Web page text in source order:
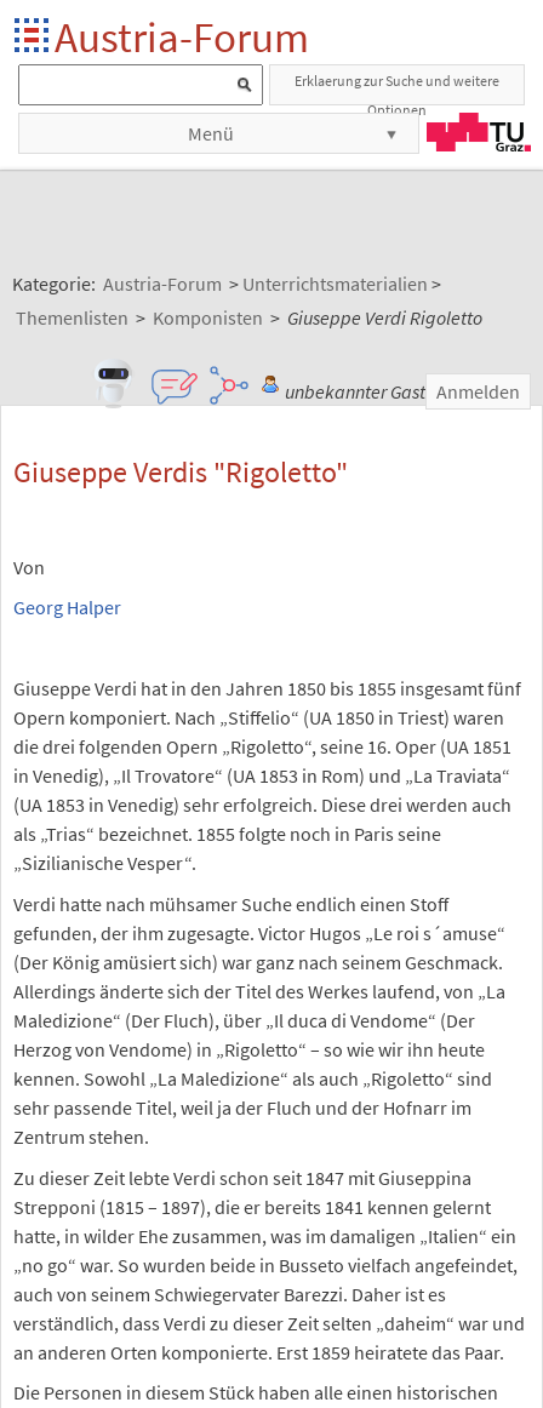
Austria-Forum
Erklaerung zur Suche und weitere
Optionen
Menü
Kategorie: Austria-Forum > Unterrichtsmaterialien >
Themenlisten > Komponisten > Giuseppe Verdi Rigoletto
unbekannter Gast Anmelden
Giuseppe Verdis "Rigoletto"
Von
Georg Halper
Giuseppe Verdi hat in den Jahren 1850 bis 1855 insgesamt fünf
Opern komponiert. Nach „Stiffelio“ (UA 1850 in Triest) waren
die drei folgenden Opern „Rigoletto“, seine 16. Oper (UA 1851
in Venedig), „Il Trovatore“ (UA 1853 in Rom) und „La Traviata“
(UA 1853 in Venedig) sehr erfolgreich. Diese drei werden auch
als „Trias“ bezeichnet. 1855 folgte noch in Paris seine
„Sizilianische Vesper“.
Verdi hatte nach mühsamer Suche endlich einen Stoff
gefunden, der ihm zugesagte. Victor Hugos „Le roi s´amuse“
(Der König amüsiert sich) war ganz nach seinem Geschmack.
Allerdings änderte sich der Titel des Werkes laufend, von „La
Maledizione“ (Der Fluch), über „Il duca di Vendome“ (Der
Herzog von Vendome) in „Rigoletto“ – so wie wir ihn heute
kennen. Sowohl „La Maledizione“ als auch „Rigoletto“ sind
sehr passende Titel, weil ja der Fluch und der Hofnarr im
Zentrum stehen.
Zu dieser Zeit lebte Verdi schon seit 1847 mit Giuseppina
Strepponi (1815 – 1897), die er bereits 1841 kennen gelernt
hatte, in wilder Ehe zusammen, was im damaligen „Italien“ ein
„no go“ war. So wurden beide in Busseto vielfach angefeindet,
auch von seinem Schwiegervater Barezzi. Daher ist es
verständlich, dass Verdi zu dieser Zeit selten „daheim“ war und
an anderen Orten komponierte. Erst 1859 heiratete das Paar.
Die Personen in diesem Stück haben alle einen historischen